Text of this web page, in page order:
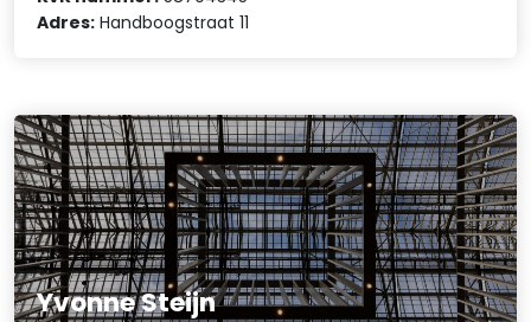
Adres: Handboogstraat 11
Yvonne Steijn